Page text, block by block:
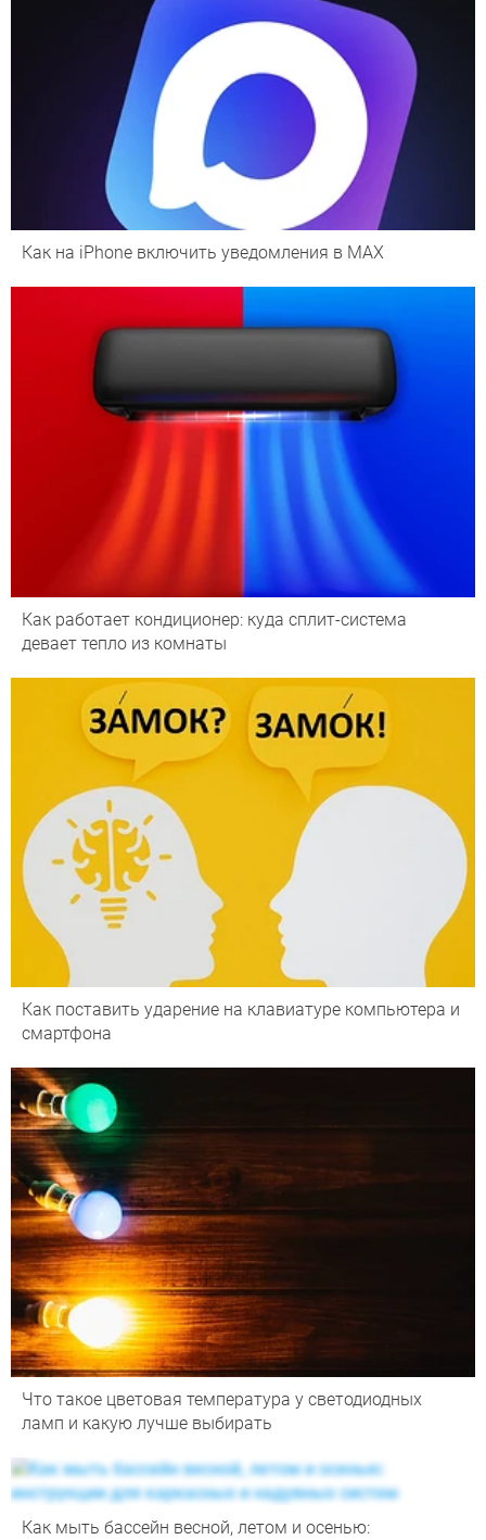
Как на iPhone включить уведомления в MAX
Как работает кондиционер: куда сплит-система
девает тепло из комнаты
Как поставить ударение на клавиатуре компьютера и
смартфона
Что такое цветовая температура у светодиодных
ламп и какую лучше выбирать
Как мыть бассейн весной, летом и осенью: